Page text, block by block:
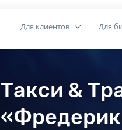
Для клиентов Для
Такси &